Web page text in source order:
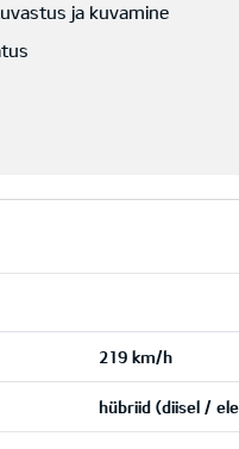
ja kuvamine
219 km/h
hübriid (diisel /